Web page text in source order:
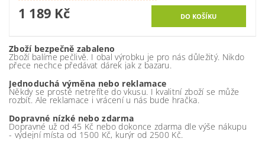
1 189 Kč
Zboží bezpečně zabaleno
Zboží balíme pečlivě. I obal výrobku je pro nás důležitý. Nikdo
přece nechce předávat dárek jak z bazaru.
Jednoduchá výměna nebo reklamace
Někdy se prostě netrefíte do vkusu. I kvalitní zboží se může
rozbít. Ale reklamace i vrácení u nás bude hračka.
Dopravné nízké nebo zdarma
Dopravné už od 45 Kč nebo dokonce zdarma dle výše nákupu
- výdejní místa od 1500 Kč, kurýr od 2500 Kč.